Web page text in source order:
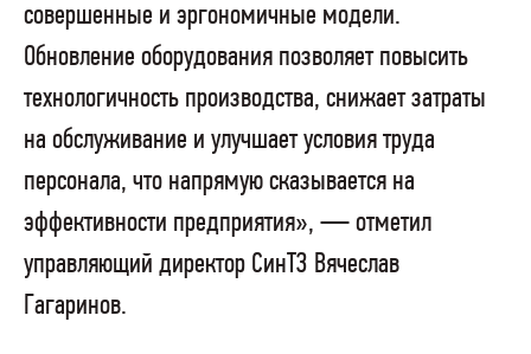
совершенные и эргономичные модели.
Обновление оборудования позволяет повысить
технологичность производства, снижает затраты
на обслуживание и улучшает условия труда
персонала, что напрямую сказывается на
эффективности предприятия», — отметил
управляющий директор СинТЗ Вячеслав
Гагаринов.